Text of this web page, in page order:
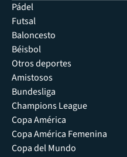
Pádel
Futsal
Baloncesto
Béisbol
Otros deportes
Amistosos
Bundesliga
Champions League
Copa América
Copa América Femenina
Copa del Mundo